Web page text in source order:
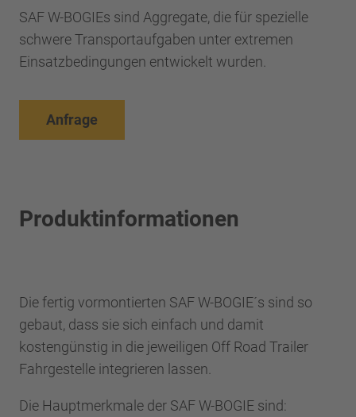
SAF W-BOGIEs sind Aggregate, die für spezielle
schwere Transportaufgaben unter extremen
Einsatzbedingungen entwickelt wurden.
Anfrage
Produktinformationen
Die fertig vormontierten SAF W-BOGIE´s sind so
gebaut, dass sie sich einfach und damit
kostengünstig in die jeweiligen Off Road Trailer
Fahrgestelle integrieren lassen.
Die Hauptmerkmale der SAF W-BOGIE sind: